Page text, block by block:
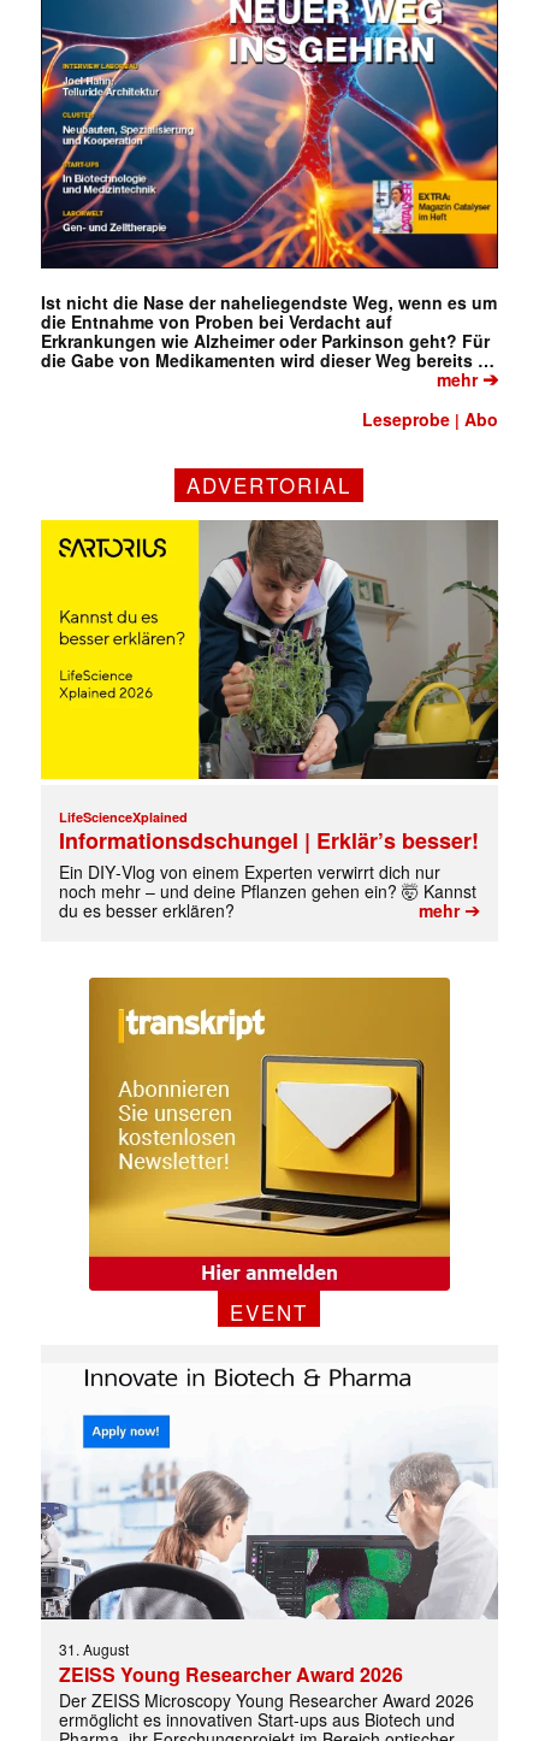
Ist nicht die Nase der naheliegendste Weg, wenn es um
die Entnahme von Proben bei Verdacht auf
Erkrankungen wie Alzheimer oder Parkinson geht? Für
die Gabe von Medikamenten wird dieser Weg bereits …
mehr➔
Leseprobe |Abo
ADVERTORIAL
LifeScienceXplained
Informationsdschungel | Erklär’s besser!
Ein DIY‑Vlog von einem Experten verwirrt dich nur
noch mehr – und deine Pflanzen gehen ein? 🤯 Kannst
du es besser erklären?
mehr➔
EVENT
31. August
ZEISS Young Researcher Award 2026
Der ZEISS Microscopy Young Researcher Award 2026
ermöglicht es innovativen Start-ups aus Biotech und